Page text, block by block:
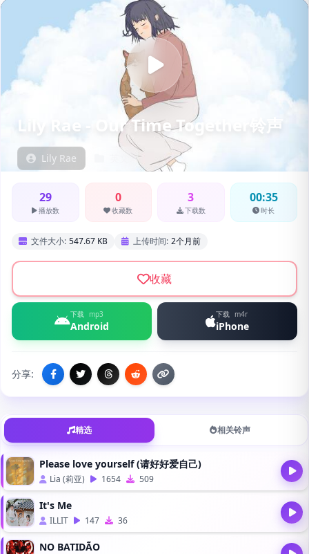
Lily Rae - Our Time Together铃声
Lily Rae
29
播放数
0
收藏数
3
下载数
00:35
时长
文件大小: 547.67 KB 上传时间: 2个月前
收藏
下载 mp3
Android
下载 m4r
iPhone
分享:
精选 相关铃声
Please love yourself (请好好爱自己)
Lia (莉亚) 1654 509
It's Me
ILLIT 147 36
NO BATIDÃO